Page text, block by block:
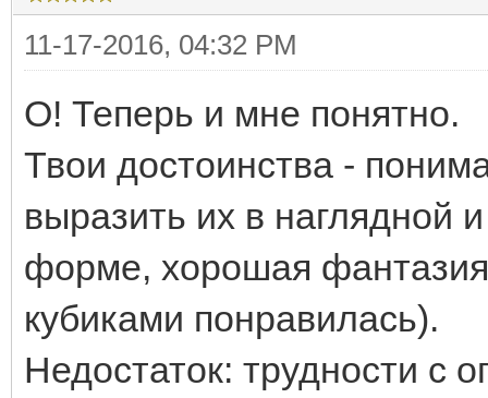
11-17-2016, 04:32 PM
О! Теперь и мне понятно.
Твои достоинства -
выразить их в наглядной
форме, хорошая
кубиками понравилась).
Недостаток: трудности с